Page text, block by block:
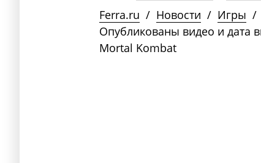
Ferra.ru / Новости / Игры /
Опубликованы видео и дата
Mortal Kombat